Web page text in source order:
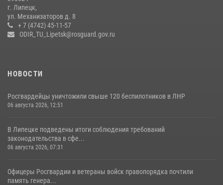
Липецке
17 июля 2026, 12:26 5
г. Липецк,
ул. Механизаторов д. 8
+ 7 (4742) 45-11-57
ODIR_TU_Lipetsk@rosguard.gov.ru
НОВОСТИ
Росгвардейцы уничтожили свыше 120 беспилотников в ЛНР
06 августа 2026, 12:51
В Липецке подведены итоги соблюдения требований
законодательства в сфе...
06 августа 2026, 07:31
Офицеры Росгвардии и ветераны войск правопорядка почтили
память генера...